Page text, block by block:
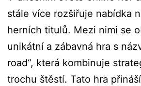
stále více rozšiřuje nabídka
herních titulů. Mezi nimi se
unikátní a zábavná hra s
road“, která kombinuje
trochu štěstí. Tato hra